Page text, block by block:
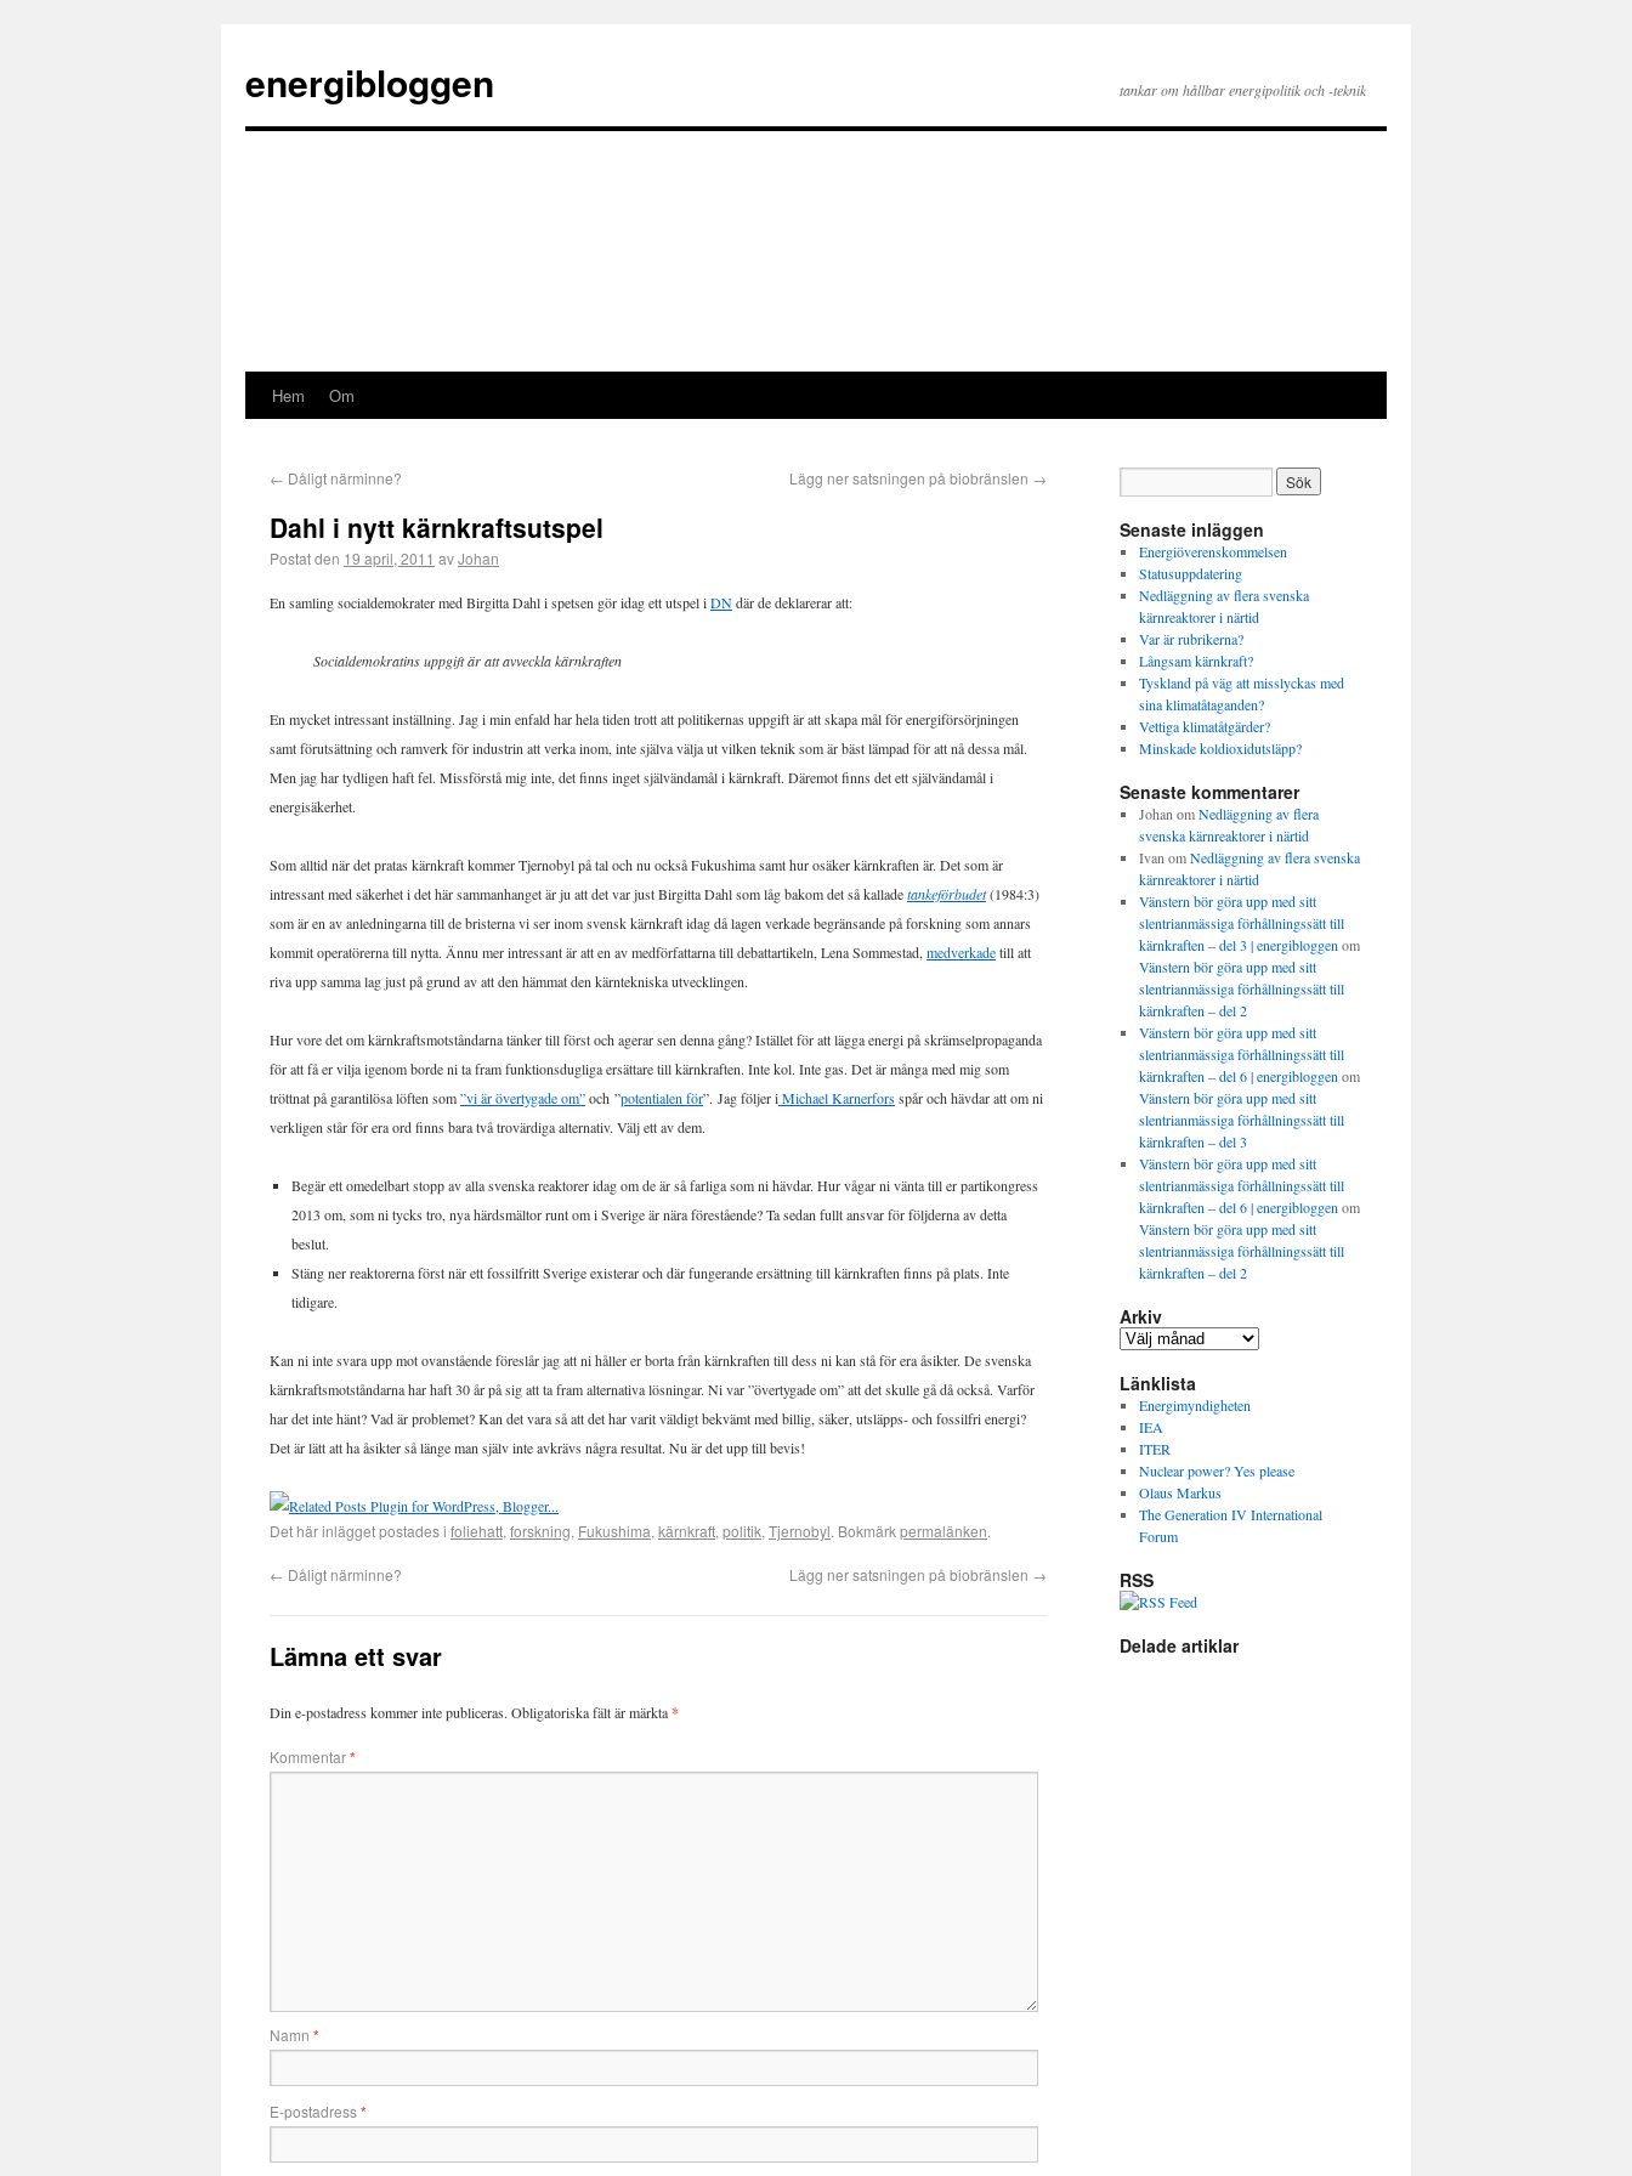
energibloggen tankar om hållbar energipolitik och -teknik
Hem Om
← Dåligt närminne? Lägg ner satsningen på biobränslen →
Dahl i nytt kärnkraftsutspel
Postat den 19 april, 2011 avJohan
En samling socialdemokrater med Birgitta Dahl i spetsen gör idag ett utspel iDNdär de deklarerar att:
Socialdemokratins uppgift är att avveckla kärnkraften
En mycket intressant inställning. Jag i min enfald har hela tiden trott att politikernas uppgift är att skapa mål för energiförsörjningen
samt förutsättning och ramverk för industrin att verka inom, inte själva välja ut vilken teknik som är bäst lämpad för att nå dessa mål.
Men jag har tydligen haft fel. Missförstå mig inte, det finns inget självändamål i kärnkraft. Däremot finns det ett självändamål i
energisäkerhet.
Som alltid när det pratas kärnkraft kommer Tjernobyl på tal och nu också Fukushima samt hur osäker kärnkraften är. Det som är
intressant med säkerhet i det här sammanhanget är ju att det var just Birgitta Dahl som låg bakom det så kalladetankeförbudet(1984:3)
som är en av anledningarna till de bristerna vi ser inom svensk kärnkraft idag då lagen verkade begränsande på forskning som annars
kommit operatörerna till nytta. Ännu mer intressant är att en av medförfattarna till debattartikeln, Lena Sommestad, medverkadetill att
riva upp samma lag just på grund av att den hämmat den kärntekniska utvecklingen.
Hur vore det om kärnkraftsmotståndarna tänker till först och agerar sen denna gång? Istället för att lägga energi på skrämselpropaganda
för att få er vilja igenom borde ni ta fram funktionsdugliga ersättare till kärnkraften. Inte kol. Inte gas. Det är många med mig som
tröttnat på garantilösa löften som”vi är övertygade om”och ”potentialen för”. Jag följer iMichael Karnerforsspår och hävdar att om ni
verkligen står för era ord finns bara två trovärdiga alternativ. Välj ett av dem.
Begär ett omedelbart stopp av alla svenska reaktorer idag om de är så farliga som ni hävdar. Hur vågar ni vänta till er partikongress
2013 om, som ni tycks tro, nya härdsmältor runt om i Sverige är nära förestående? Ta sedan fullt ansvar för följderna av detta
beslut.
Stäng ner reaktorerna först när ett fossilfritt Sverige existerar och där fungerande ersättning till kärnkraften finns på plats. Inte
tidigare.
Kan ni inte svara upp mot ovanstående föreslår jag att ni håller er borta från kärnkraften till dess ni kan stå för era åsikter. De svenska
kärnkraftsmotståndarna har haft 30 år på sig att ta fram alternativa lösningar. Ni var ”övertygade om” att det skulle gå då också. Varför
har det inte hänt? Vad är problemet? Kan det vara så att det har varit väldigt bekvämt med billig, säker, utsläpps- och fossilfri energi?
Det är lätt att ha åsikter så länge man själv inte avkrävs några resultat. Nu är det upp till bevis!
Det här inlägget postades i foliehatt, forskning, Fukushima, kärnkraft, politik, Tjernobyl. Bokmärkpermalänken.
← Dåligt närminne? Lägg ner satsningen på biobränslen →
Lämna ett svar
Din e-postadress kommer inte publiceras. Obligatoriska fält är märkta*
Kommentar*
Namn *
E-postadress*
Senaste inläggen
Energiöverenskommelsen
Statusuppdatering
Nedläggning av flera svenska
kärnreaktorer i närtid
Var är rubrikerna?
Långsam kärnkraft?
Tyskland på väg att misslyckas med
sina klimatåtaganden?
Vettiga klimatåtgärder?
Minskade koldioxidutsläpp?
Senaste kommentarer
Johan omNedläggning av flera
svenska kärnreaktorer i närtid
Ivan omNedläggning av flera svenska
kärnreaktorer i närtid
Vänstern bör göra upp med sitt
slentrianmässiga förhållningssätt till
kärnkraften – del 3 | energibloggen om
Vänstern bör göra upp med sitt
slentrianmässiga förhållningssätt till
kärnkraften – del 2
Vänstern bör göra upp med sitt
slentrianmässiga förhållningssätt till
kärnkraften – del 6 | energibloggen om
Vänstern bör göra upp med sitt
slentrianmässiga förhållningssätt till
kärnkraften – del 3
Vänstern bör göra upp med sitt
slentrianmässiga förhållningssätt till
kärnkraften – del 6 | energibloggen om
Vänstern bör göra upp med sitt
slentrianmässiga förhållningssätt till
kärnkraften – del 2
Arkiv
Länklista
Energimyndigheten
IEA
ITER
Nuclear power? Yes please
Olaus Markus
The Generation IV International
Forum
RSS
Delade artiklar